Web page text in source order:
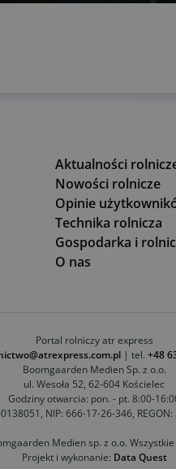
Aktualności
Nowości rolnicze
Opinie
Technika rolnicza
Gospodarka i
O nas
Portal rolniczy atr express
| tel. +48
Boomgaarden Medien Sp. z o.o.
ul. Wesoła 52, 62-604 Kościelec
Godziny otwarcia: pon. - pt. 8:00-
NIP: 666-17-26-346,
Medien sp. z o.o.
Projekt i wykonanie: Data Quest